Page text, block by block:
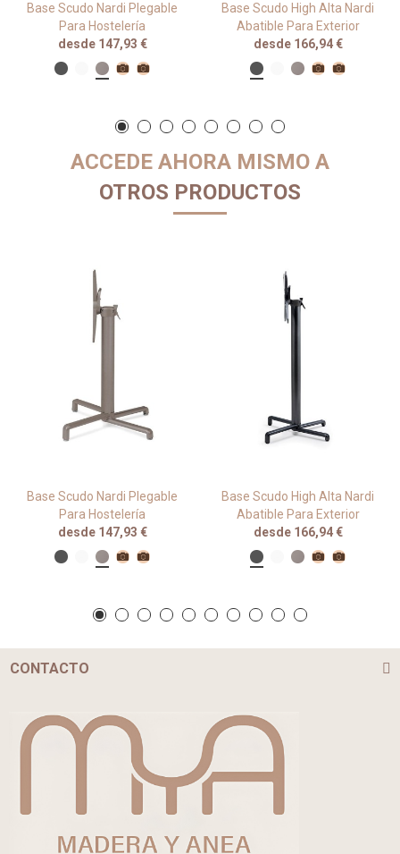
Base Scudo Nardi Plegable
Para Hostelería
desde 147,93 €
Base Scudo High Alta Nardi
Abatible Para Exterior
desde 166,94 €
ACCEDE AHORA MISMO A
OTROS PRODUCTOS
Base Scudo Nardi Plegable
Para Hostelería
desde 147,93 €
Base Scudo High Alta Nardi
Abatible Para Exterior
desde 166,94 €
CONTACTO